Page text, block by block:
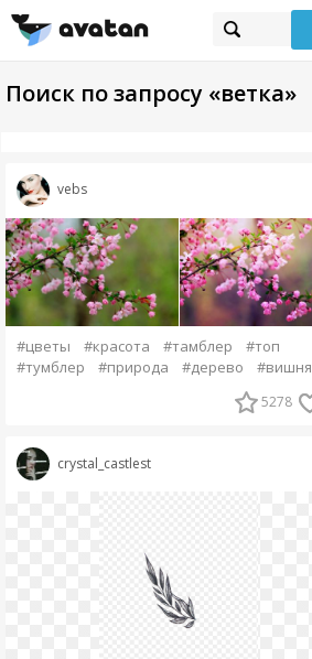
Поиск по запросу «ветка»
vebs
#цветы #красота #тамблер
#топ
#тумблер
#природа #дерево #вишня
5278
crystal_castlest